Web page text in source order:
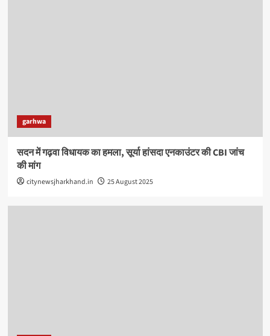
garhwa
सदन में गढ़वा विधायक का हमला, सूर्या हांसदा एनकाउंटर की CBI जांच
की मांग
citynewsjharkhand.in 25 August 2025